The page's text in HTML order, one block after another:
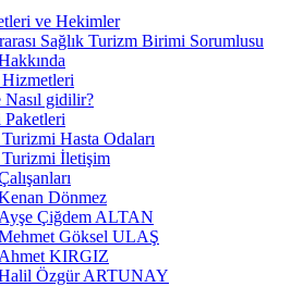
ve Hekimler
Sağlık Turizm Birimi Sorumlusu
Hizmetleri
gidilir?
Paketleri
Turizmi Hasta Odaları
Turizmi İletişim
Dönmez
Ayşe Çiğdem ALTAN
Göksel ULAŞ
Ahmet KIRGIZ
Özgür ARTUNAY